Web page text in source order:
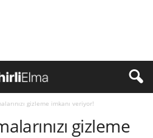
gizleme imkanı veriyor!
gizleme